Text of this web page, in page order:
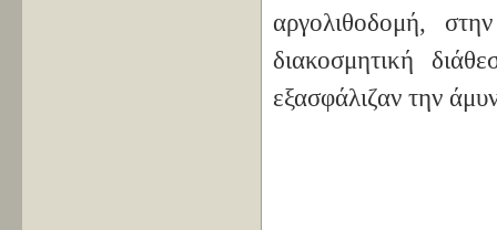
αργολιθοδομή,
διακοσμητική
εξασφάλιζαν την